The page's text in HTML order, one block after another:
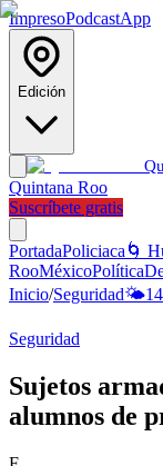
ImpresoPodcastApp
Edición
Quintana Roo
Suscríbete gratis
PortadaPoliciaca 🌀
RooMéxicoPolítica
Inicio/Seguridad🌤️14
Seguridad
Sujetos
alumnos de